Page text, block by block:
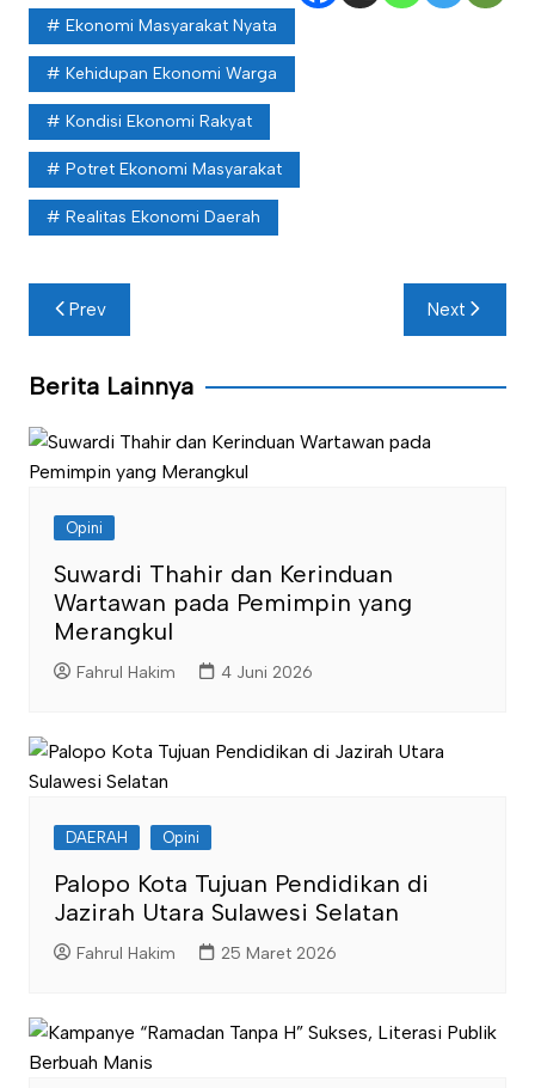
Ekonomi Masyarakat Nyata
Kehidupan Ekonomi Warga
Kondisi Ekonomi Rakyat
Potret Ekonomi Masyarakat
Realitas Ekonomi Daerah
Navigasi
pos
Prev Next
Berita Lainnya
Opini
Suwardi Thahir dan Kerinduan
Wartawan pada Pemimpin yang
Merangkul
Fahrul Hakim 4 Juni 2026
DAERAH Opini
Palopo Kota Tujuan Pendidikan di
Jazirah Utara Sulawesi Selatan
Fahrul Hakim 25 Maret 2026